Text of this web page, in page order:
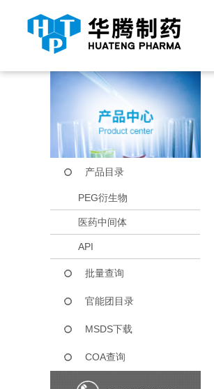
当前位置： 首页 产品中心
产品目录
PEG衍生物
医药中间体
API
批量查询
官能团目录
MSDS下载
COA查询